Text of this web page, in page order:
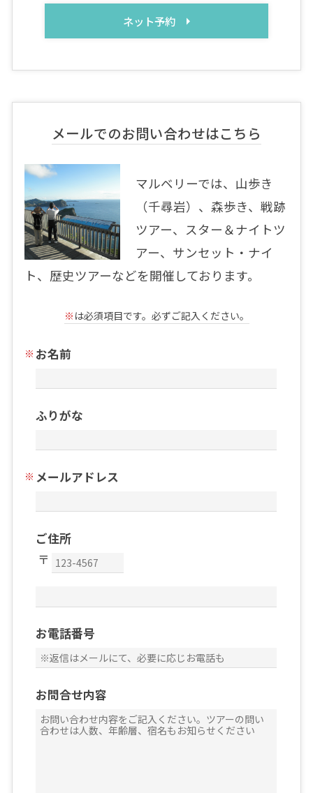
ネット予約
メールでのお問い合わせはこちら
マルベリーでは、山歩き
（千尋岩）、森歩き、戦跡
ツアー、スター＆ナイトツ
アー、サンセット・ナイ
ト、歴史ツアーなどを開催しております。
※ は必須項目です。必ずご記入ください。
お名前
ふりがな
メールアドレス
ご住所
お電話番号
お問合せ内容